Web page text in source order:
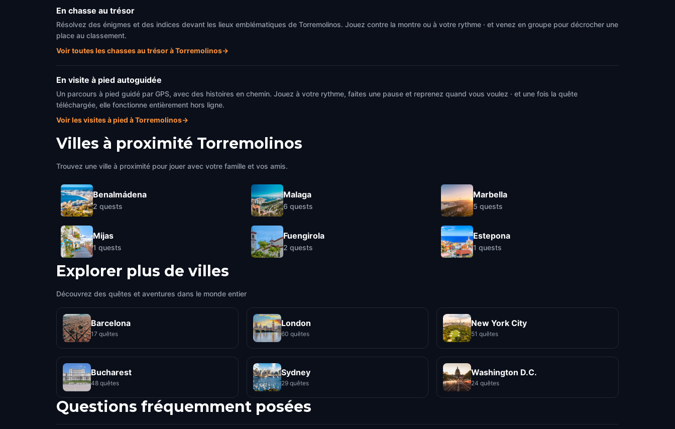
En chasse au trésor
Résolvez des énigmes et des indices devant les lieux emblématiques de Torremolinos. Jouez contre la montre ou à votre rythme · et venez en groupe pour décrocher une
place au classement.
Voir toutes les chasses au trésor à Torremolinos→
En visite à pied autoguidée
Un parcours à pied guidé par GPS, avec des histoires en chemin. Jouez à votre rythme, faites une pause et reprenez quand vous voulez · et une fois la quête
téléchargée, elle fonctionne entièrement hors ligne.
Voir les visites à pied à Torremolinos→
Villes à proximité Torremolinos
Trouvez une ville à proximité pour jouer avec votre famille et vos amis.
Benalmádena
2 quests
Mijas
1 quests
Malaga
6 quests
Fuengirola
2 quests
Marbella
5 quests
Estepona
1 quests
Explorer plus de villes
Découvrez des quêtes et aventures dans le monde entier
Barcelona
17 quêtes
London
60 quêtes
New York City
51 quêtes
Bucharest
48 quêtes
Sydney
29 quêtes
Washington D.C.
24 quêtes
Questions fréquemment posées